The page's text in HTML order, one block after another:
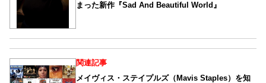
まった新作『Sad And Beautiful World』
関連記事
メイヴィス・ステイプルズ（Mavis Staples）を知